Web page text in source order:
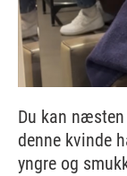
Du kan
denne kvinde
yngre og